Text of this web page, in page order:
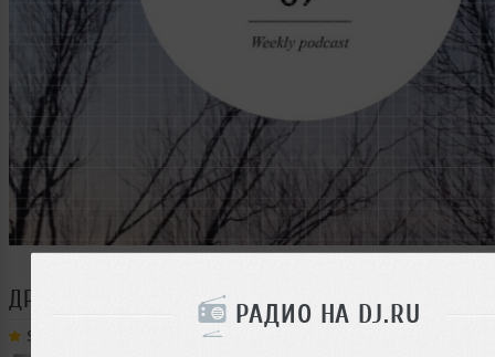
РАДИО НА DJ.RU
ДРУГИЕ ТРЕКИ SAM BERNARD
Sam Bernard 7200 BPH # 155